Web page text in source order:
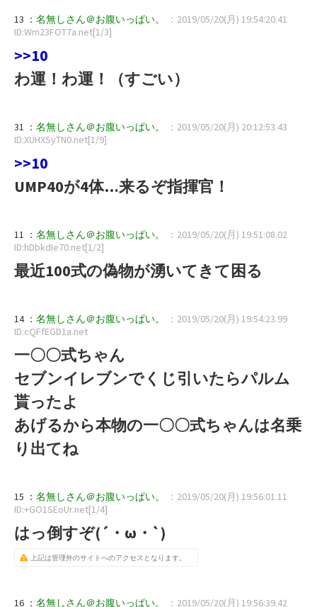
13 ： 名無しさん＠お腹いっぱい。
：2019/05/20(月) 19:54:20.41
ID:Wm23FOT7a.net[1/3]
>>10
わ運！わ運！（すごい）
31 ： 名無しさん＠お腹いっぱい。
：2019/05/20(月) 20:12:53.43
ID:XUHXSyTN0.net[1/9]
>>10
UMP40が4体…来るぞ指揮官！
11 ： 名無しさん＠お腹いっぱい。
：2019/05/20(月) 19:51:08.02
ID:hDbkdIe70.net[1/2]
最近100式の偽物が湧いてきて困る
14 ： 名無しさん＠お腹いっぱい。
：2019/05/20(月) 19:54:23.99
ID:cQFfEGD1a.net
一〇〇式ちゃん
セブンイレブンでくじ引いたらパルム
貰ったよ
あげるから本物の一〇〇式ちゃんは名乗
り出てね
15 ： 名無しさん＠お腹いっぱい。
：2019/05/20(月) 19:56:01.11
ID:+GO1SEoUr.net[1/4]
はっ倒すぞ(´・ω・`)
上記は管理外のサイトへのアクセスとなります。
16 ： 名無しさん＠お腹いっぱい。
：2019/05/20(月) 19:56:39.42